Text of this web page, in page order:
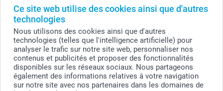
Ce site web utilise des cookies ainsi que d'autres
technologies
Nous utilisons des cookies ainsi que d'autres
technologies (telles que l'intelligence artificielle) pour
analyser le trafic sur notre site web, personnaliser nos
contenus et publicités et proposer des fonctionnalités
disponibles sur les réseaux sociaux. Nous partageons
également des informations relatives à votre navigation
sur notre site avec nos partenaires dans les domaines de
België - Belgique - Danmark - Deutschland - France - Ireland
- Nederland - Norge
Switzerland - Suomi - Sverige - United Kingdom
Other Countries
Tous les prix sont en francs suisses (CHF), TVA incluse et hors frais de port.